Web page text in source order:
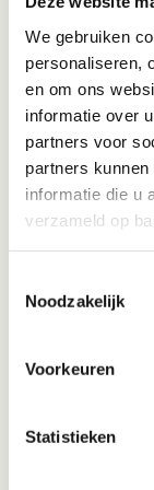
We gebruiken
personaliseren,
en om ons
informatie over
partners voor
partners
informatie die u
verzameld op
Noodzakelijk
Voorkeuren
Statistieken
Met MS weet
De ziekte tast
bedrading in
Signalen
vervaagt.
Je wilt je kind
mee. MS
momenten
kan het